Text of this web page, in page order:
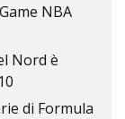
NBA
Nord è
di Formula